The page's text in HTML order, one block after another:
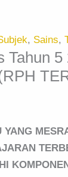
, Sains,
Tahun 5
YANG